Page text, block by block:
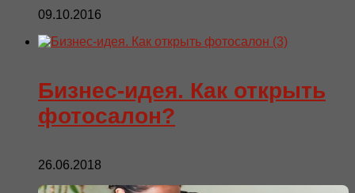
09.10.2016
Бизнес-идея. Как открыть
фотосалон?
26.06.2018